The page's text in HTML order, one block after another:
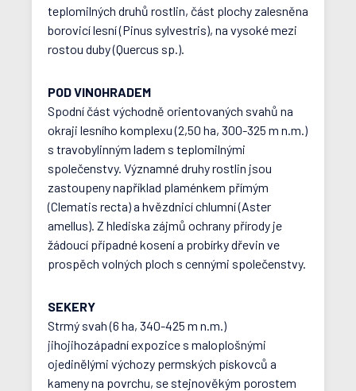
teplomilných druhů rostlin, část plochy zalesněna
borovicí lesní (Pinus sylvestris), na vysoké mezi
rostou duby (Quercus sp.).
POD VINOHRADEM
Spodní část východně orientovaných svahů na
okraji lesního komplexu (2,50 ha, 300-325 m n.m.)
s travobylinným ladem s teplomilnými
společenstvy. Významné druhy rostlin jsou
zastoupeny například plaménkem přímým
(Clematis recta) a hvězdnicí chlumní (Aster
amellus). Z hlediska zájmů ochrany přírody je
žádoucí případné kosení a probírky dřevin ve
prospěch volných ploch s cennými společenstvy.
SEKERY
Strmý svah (6 ha, 340-425 m n.m.)
jihojihozápadní expozice s maloplošnými
ojedinělými výchozy permských pískovců a
kameny na povrchu, se stejnověkým porostem